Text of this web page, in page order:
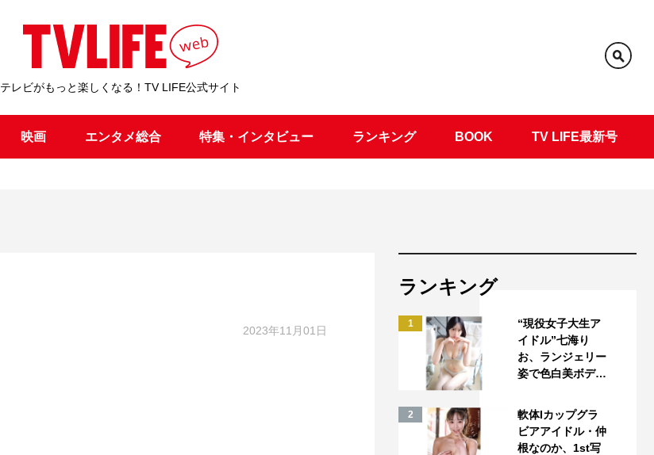
テレビがもっと楽しくなる！TV LIFE公式サイト
映画 エンタメ総合 特集・インタビュー ランキング BOOK TV LIFE最新号
2023年11月01日
ランキング
1
“現役女子大生ア
イドル”七海り
お、ランジェリー
姿で色白美ボデ…
2
軟体Iカップグラ
ビアアイドル・仲
根なのか、1st写